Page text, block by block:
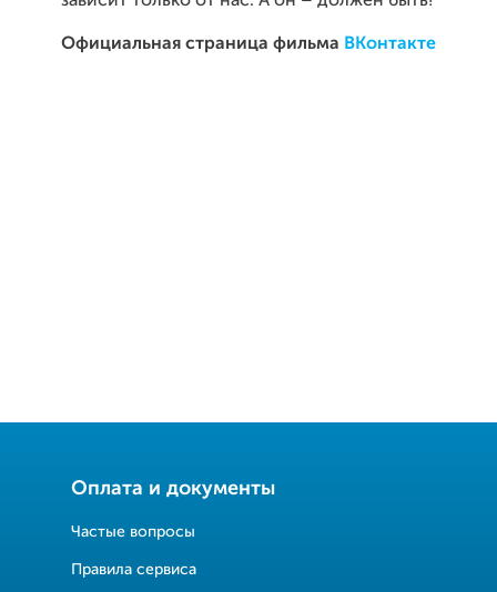
Официальная страница фильма ВКонтакте
Оплата и документы
Частые вопросы
Правила сервиса